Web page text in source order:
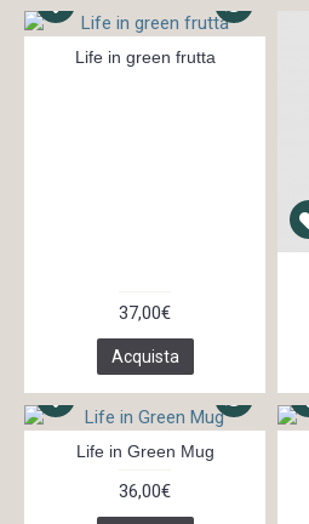
Life in green frutta
37,00€
Acquista
Life in Green Mug
36,00€